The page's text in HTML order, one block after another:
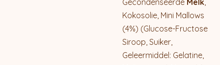
Gecondenseerde Melk,
Kokosolie, Mini Mallows
(4%) (Glucose-Fructose
Siroop, Suiker,
Geleermiddel: Gelatine,